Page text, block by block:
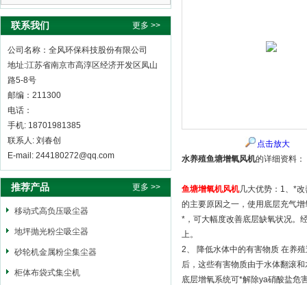
联系我们 更多 >>
公司名称：全风环保科技股份有限公司
地址:江苏省南京市高淳区经济开发区凤山
路5-8号
邮编：211300
电话：
手机: 18701981385
联系人: 刘春创
E-mail: 244180272@qq.com
推荐产品 更多 >>
移动式高负压吸尘器
地坪抛光粉尘吸尘器
砂轮机金属粉尘集尘器
柜体布袋式集尘机
点击放大
水养殖鱼塘增氧风机的详细资料：
鱼塘增氧机风机几大优势：1、*
的主要原因之一，使用底层充气
*，可大幅度改善底层缺氧状况。
上。
2、 降低水体中的有害物质 在养
后，这些有害物质由于水体翻滚
底层增氧系统可*解除ya硝酸盐危